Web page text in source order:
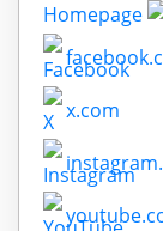
Homepage
x.com